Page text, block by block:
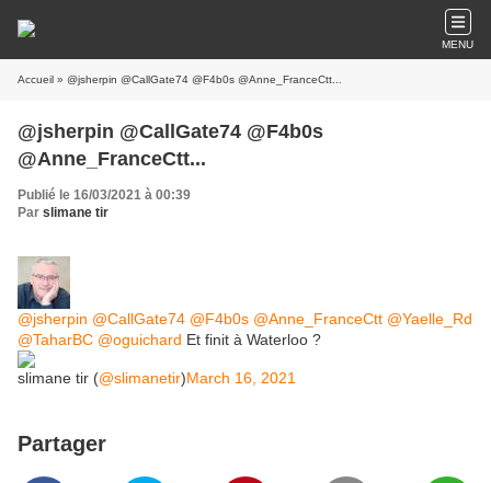
MENU
Accueil » @jsherpin @CallGate74 @F4b0s @Anne_FranceCtt...
@jsherpin @CallGate74 @F4b0s
@Anne_FranceCtt...
Publié le 16/03/2021 à 00:39
Par slimane tir
@jsherpin @CallGate74 @F4b0s @Anne_FranceCtt @Yaelle_Rd
@TaharBC @oguichard Et finit à Waterloo ?
slimane tir (@slimanetir)March 16, 2021
Partager